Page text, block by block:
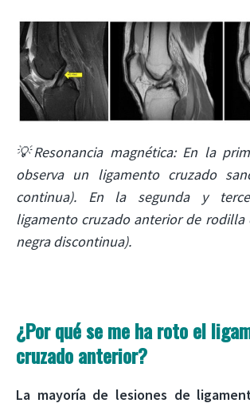
💡Resonancia magnética: En la
observa un ligamento cruzado
continua). En la segunda y
ligamento cruzado anterior de rodilla
negra discontinua).
¿Por qué se me ha roto el
cruzado anterior?
La mayoría de lesiones de